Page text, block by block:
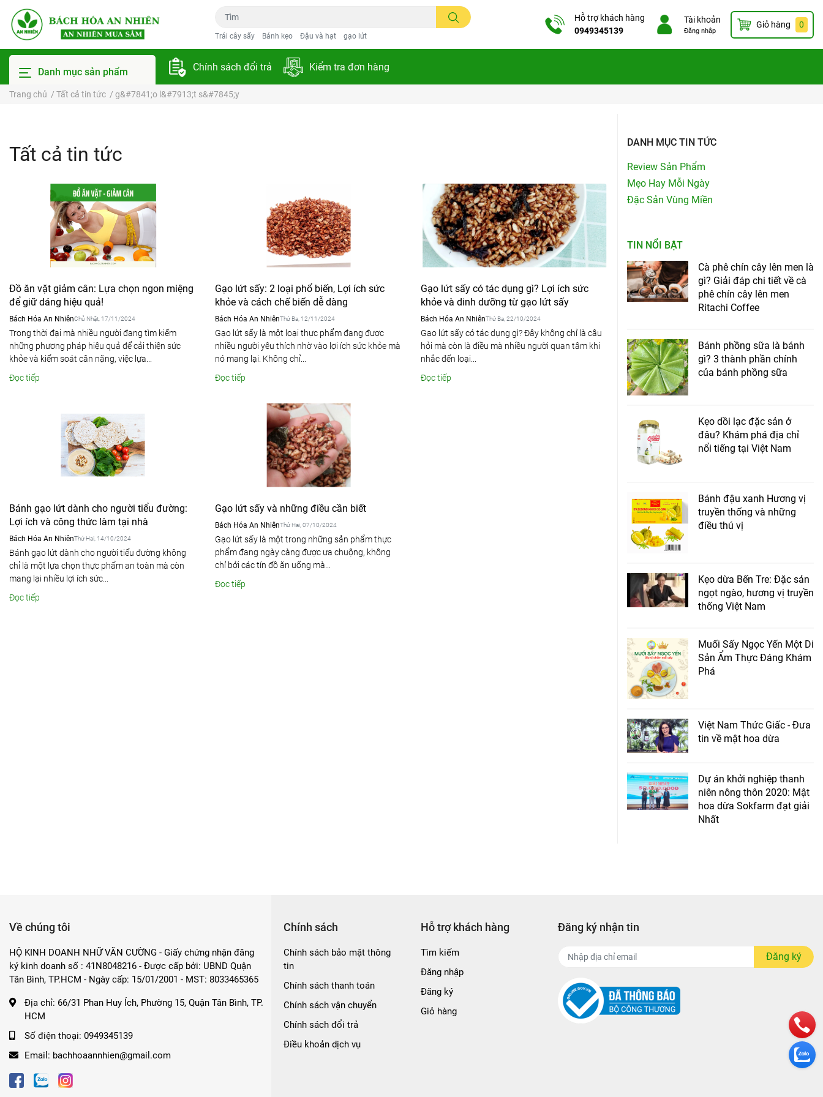
Trái cây sấy Bánh kẹo Đậu và hạt gạo lứt
Hỗ trợ khách hàng
0949345139
Tài khoản
Đăng nhập
Giỏ hàng 0
Danh mục sản phẩm Chính sách đổi trả Kiểm tra đơn hàng
Trang chủ / Tất cả tin tức / g&#7841;o l&#7913;t s&#7845;y
Tất cả tin tức
Đồ ăn vặt giảm cân: Lựa chọn ngon miệng
để giữ dáng hiệu quả!
Bách Hóa An NhiênChủ Nhật, 17/11/2024
Trong thời đại mà nhiều người đang tìm kiếm
những phương pháp hiệu quả để cải thiện sức
khỏe và kiểm soát cân nặng, việc lựa...
Đọc tiếp
Gạo lứt sấy: 2 loại phổ biến, Lợi ích sức
khỏe và cách chế biến dễ dàng
Bách Hóa An NhiênThứ Ba, 12/11/2024
Gạo lứt sấy là một loại thực phẩm đang được
nhiều người yêu thích nhờ vào lợi ích sức khỏe mà
nó mang lại. Không chỉ...
Đọc tiếp
Gạo lứt sấy có tác dụng gì? Lợi ích sức
khỏe và dinh dưỡng từ gạo lứt sấy
Bách Hóa An NhiênThứ Ba, 22/10/2024
Gạo lứt sấy có tác dụng gì? Đây không chỉ là câu
hỏi mà còn là điều mà nhiều người quan tâm khi
nhắc đến loại...
Đọc tiếp
Bánh gạo lứt dành cho người tiểu đường:
Lợi ích và công thức làm tại nhà
Bách Hóa An NhiênThứ Hai, 14/10/2024
Bánh gạo lứt dành cho người tiểu đường không
chỉ là một lựa chọn thực phẩm an toàn mà còn
mang lại nhiều lợi ích sức...
Đọc tiếp
Gạo lứt sấy và những điều cần biết
Bách Hóa An NhiênThứ Hai, 07/10/2024
Gạo lứt sấy là một trong những sản phẩm thực
phẩm đang ngày càng được ưa chuộng, không
chỉ bởi các tín đồ ăn uống mà...
Đọc tiếp
DANH MỤC TIN TỨC
Review Sản Phẩm
Mẹo Hay Mỗi Ngày
Đặc Sản Vùng Miền
TIN NỔI BẬT
Cà phê chín cây lên men là
gì? Giải đáp chi tiết về cà
phê chín cây lên men
Ritachi Coffee
Bánh phồng sữa là bánh
gì? 3 thành phần chính
của bánh phồng sữa
Kẹo dồi lạc đặc sản ở
đâu? Khám phá địa chỉ
nổi tiếng tại Việt Nam
Bánh đậu xanh Hương vị
truyền thống và những
điều thú vị
Kẹo dừa Bến Tre: Đặc sản
ngọt ngào, hương vị truyền
thống Việt Nam
Muối Sấy Ngọc Yến Một Di
Sản Ẩm Thực Đáng Khám
Phá
Việt Nam Thức Giấc - Đưa
tin về mật hoa dừa
Dự án khởi nghiệp thanh
niên nông thôn 2020: Mật
hoa dừa Sokfarm đạt giải
Nhất
Về chúng tôi
HỘ KINH DOANH NHỮ VĂN CƯỜNG - Giấy chứng nhận đăng
ký kinh doanh số : 41N8048216 - Được cấp bởi: UBND Quận
Tân Bình, TP.HCM - Ngày cấp: 15/01/2001 - MST: 8033465365
Địa chỉ: 66/31 Phan Huy Ích, Phường 15, Quận Tân Bình, TP.
HCM
Số điện thoại: 0949345139
Email: bachhoaannhien@gmail.com
Chính sách
Chính sách bảo mật thông
tin
Chính sách thanh toán
Chính sách vận chuyển
Chính sách đổi trả
Điều khoản dịch vụ
Hỗ trợ khách hàng
Tìm kiếm
Đăng nhập
Đăng ký
Giỏ hàng
Đăng ký nhận tin
Đăng ký